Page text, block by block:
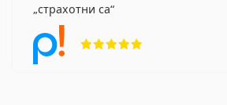
страхотни са